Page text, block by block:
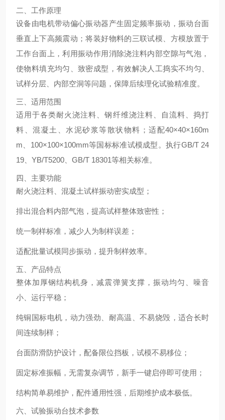
二、工作原理
设备由电机带动偏心振动器产生固定频率振动，振动台面
垂直上下高频震动；将装好物料的三联试模、方模放置于
工作台面上，利用振动作用消除浇注料内部空隙与气泡，
使物料填充均匀、致密成型，有效解决人工捣实不均匀、
试样分层、内部空洞等问题，保障后续理化试验精准度。
三、适用范围
适用于各类耐火浇注料、钢纤维浇注料、自流料、捣打
料、混凝土、水泥砂浆等散状物料；适配40×40×160m
m、100×100×100mm等国标标准试模成型。执行GB/T 24
19、YB/T5200、GB/T 18301等相关标准。
四、主要功能
耐火浇注料、混凝土试样振动密实成型；
排出混合料内部气泡，提高试样整体致密性；
统一制样标准，减少人为制样误差；
适配批量试模同步振动，提升制样效率。
五、产品特点
整体加厚钢结构机身，减震弹簧支撑，振动均匀、噪音
小、运行平稳；
纯铜国标电机，动力强劲、耐高温、不易烧毁，适合长时
间连续制样；
台面防滑防护设计，配备限位挡板，试模不易移位；
固定标准振幅，无需复杂调节，新手一键启停即可使用；
结构简单易维护，配件通用性强，后期维护成本极低。
六、试验振动台技术参数